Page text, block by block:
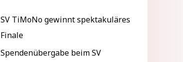
a
c
h
SV TiMoNo gewinnt spektakuläres
Finale
Spendenübergabe beim SV